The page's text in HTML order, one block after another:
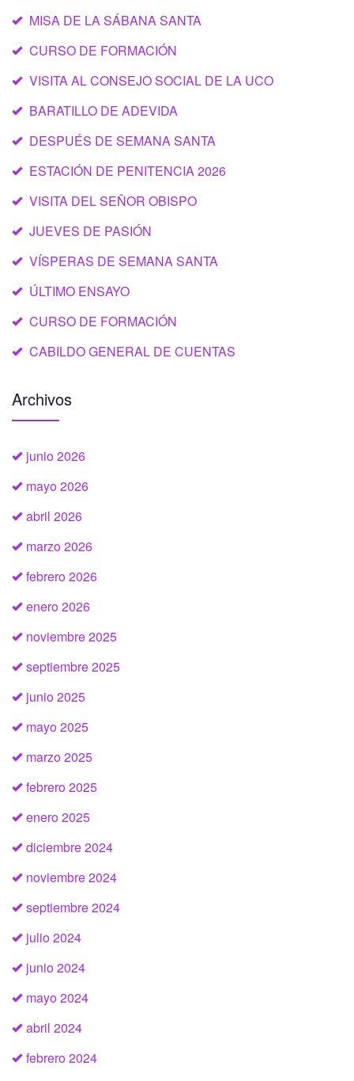
MISA DE LA SÁBANA SANTA
CURSO DE FORMACIÓN
VISITA AL CONSEJO SOCIAL DE LA UCO
BARATILLO DE ADEVIDA
DESPUÉS DE SEMANA SANTA
ESTACIÓN DE PENITENCIA 2026
VISITA DEL SEÑOR OBISPO
JUEVES DE PASIÓN
VÍSPERAS DE SEMANA SANTA
ÚLTIMO ENSAYO
CURSO DE FORMACIÓN
CABILDO GENERAL DE CUENTAS
Archivos
junio 2026
mayo 2026
abril 2026
marzo 2026
febrero 2026
enero 2026
noviembre 2025
septiembre 2025
junio 2025
mayo 2025
marzo 2025
febrero 2025
enero 2025
diciembre 2024
noviembre 2024
septiembre 2024
julio 2024
junio 2024
mayo 2024
abril 2024
febrero 2024